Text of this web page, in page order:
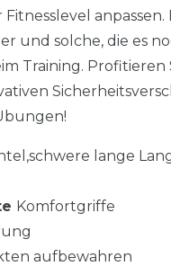
anpassen.
und solche, die es
Training.
lange
Komfortgriffe
aufbewahren